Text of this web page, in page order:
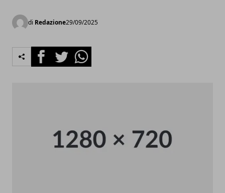
di Redazione29/09/2025
FacebookTwitterWhatsapp